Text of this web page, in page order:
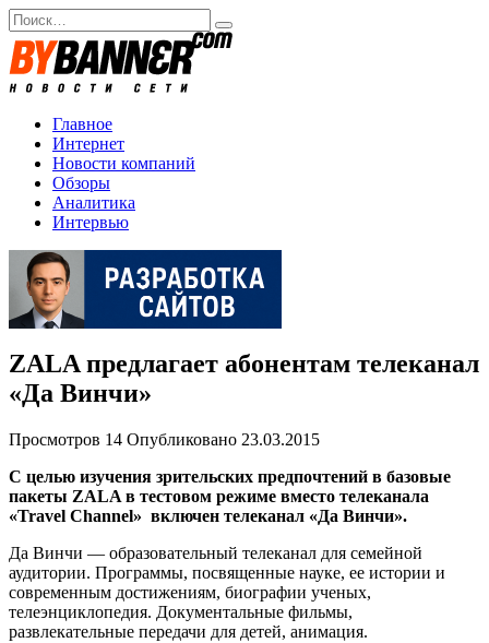
Перейти
к
содержанию
Search
for:
Главное
Интернет
Новости компаний
Обзоры
Аналитика
Интервью
ZALA предлагает абонентам телеканал
«Да Винчи»
Просмотров 14 Опубликовано 23.03.2015
C целью изучения зрительских предпочтений в базовые
пакеты ZALA в тестовом режиме вместо телеканала
«Travel Channel» включен телеканал «Да Винчи».
Да Винчи — образовательный телеканал для семейной
аудитории. Программы, посвященные науке, ее истории и
современным достижениям, биографии ученых,
телеэнциклопедия. Документальные фильмы,
развлекательные передачи для детей, анимация.